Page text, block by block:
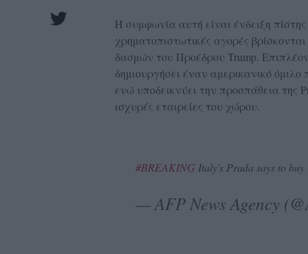
Η συμφωνία αυτή είναι ένδειξη
χρηματοπιστωτικές αγορές
δασμών του Προέδρου Trump.
δημιουργήσει έναν αμερικανικό
ενώ υποδεικνύει την προσπάθεια της
ισχυρές εταιρείες του χώρου.
#BREAKING Italy's Prada says to
— AFP News Agency